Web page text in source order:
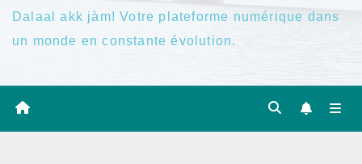
Dalaal akk jàm! Votre plateforme numérique dans
un monde en constante évolution.